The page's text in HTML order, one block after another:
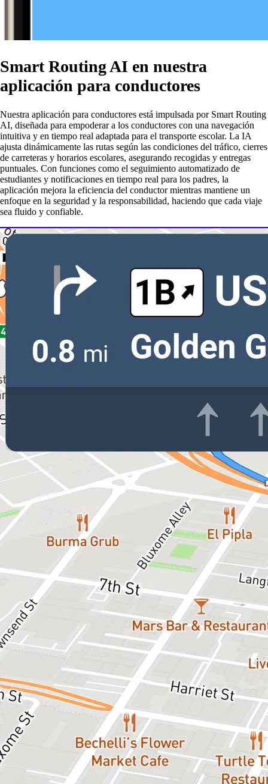
Smart Routing AI en nuestra
aplicación para conductores
Nuestra aplicación para conductores está impulsada por Smart Routing
AI, diseñada para empoderar a los conductores con una navegación
intuitiva y en tiempo real adaptada para el transporte escolar. La IA
ajusta dinámicamente las rutas según las condiciones del tráfico, cierres
de carreteras y horarios escolares, asegurando recogidas y entregas
puntuales. Con funciones como el seguimiento automatizado de
estudiantes y notificaciones en tiempo real para los padres, la
aplicación mejora la eficiencia del conductor mientras mantiene un
enfoque en la seguridad y la responsabilidad, haciendo que cada viaje
sea fluido y confiable.